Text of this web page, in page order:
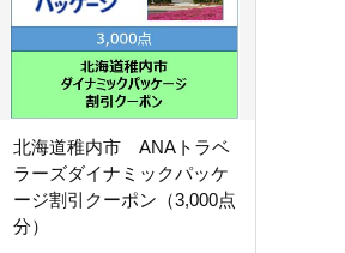
北海道稚内市 ANAトラベ
ラーズダイナミックパッケ
ージ割引クーポン（3,000点
分）